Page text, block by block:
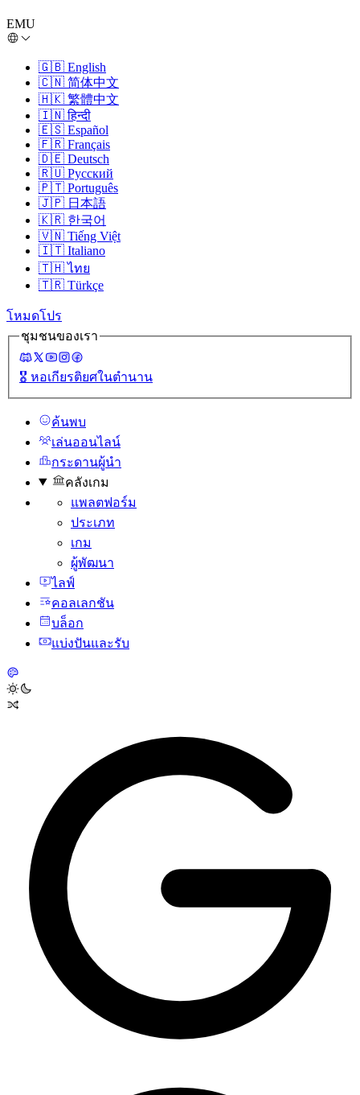
EMU
🇬🇧 English
🇨🇳 简体中文
🇭🇰 繁體中文
🇮🇳 हिन्दी
🇪🇸 Español
🇫🇷 Français
🇩🇪 Deutsch
🇷🇺 Русский
🇵🇹 Português
🇯🇵 日本語
🇰🇷 한국어
🇻🇳 Tiếng Việt
🇮🇹 Italiano
🇹🇭 ไทย
🇹🇷 Türkçe
โหมดโปร
ชุมชนของเรา
🎖️ หอเกียรติยศในตํานาน
ค้นพบ
เล่นออนไลน์
กระดานผู้นํา
คลังเกม
แพลตฟอร์ม
ประเภท
เกม
ผู้พัฒนา
ไลฟ์
คอลเลกชัน
บล็อก
แบ่งปันและรับ